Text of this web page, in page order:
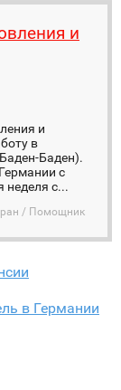
и
и
в
Баден).
с
неделя с...
/ Помощник
в Германии